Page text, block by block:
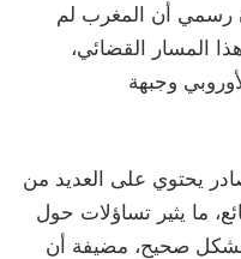
رسمي أن المغرب لم
المسار القضائي،
وجبهة
يحتوي على العديد من
ما يثير تساؤلات حول
صحيح، مضيفة أن